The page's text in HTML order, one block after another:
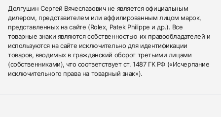
Долгушин Сергей Вячеславович не является официальным
дилером, представителем или аффилированным лицом марок,
представленных на сайте (Rolex, Patek Philippe и др.). Все
товарные знаки являются собственностью их правообладателей и
используются на сайте исключительно для идентификации
товаров, вводимых в гражданский оборот третьими лицами
(собственниками), что соответствует ст. 1487 ГК РФ («Исчерпание
исключительного права на товарный знак»).